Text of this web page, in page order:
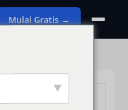
Mulai Gratis →